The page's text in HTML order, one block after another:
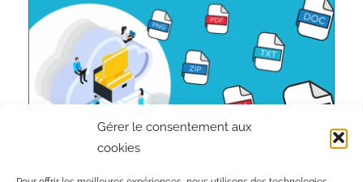
Gérer le consentement aux
cookies